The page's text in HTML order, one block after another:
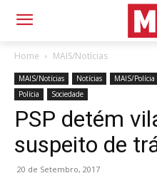
Home MAIS/Notícias
MAIS/Notícias Notícias MAIS/Polícia
Polícia
Sociedade
PSP detém
suspeito de
20 de Setembro, 2017